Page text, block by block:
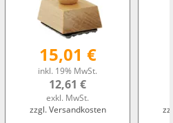
15,01 €
inkl. 19% MwSt.
12,61 €
exkl. MwSt.
zzgl. Versandkosten